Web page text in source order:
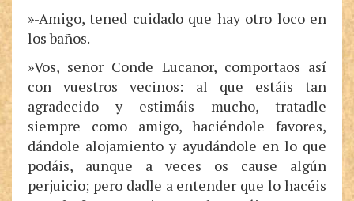
»-Amigo, tened cuidado que hay otro loco en
los baños.
»Vos, señor Conde Lucanor, comportaos así
con vuestros vecinos: al que estáis tan
agradecido y estimáis mucho, tratadle
siempre como amigo, haciéndole favores,
dándole alojamiento y ayudándole en lo que
podáis, aunque a veces os cause algún
perjuicio; pero dadle a entender que lo hacéis